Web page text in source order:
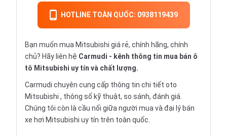
HOTLINE TOÀN QUỐC: 0938119439
Bạn muốn mua Mitsubishi giá rẻ, chính hãng, chính
chủ? Hãy liên hệ Carmudi - kênh thông tin mua bán ô
tô Mitsubishi uy tín và chất lượng.
Carmudi chuyên cung cấp thông tin chi tiết oto
Mitsubishi , thông số kỹ thuật, so sánh, đánh giá.
Chúng tôi còn là cầu nối giữa người mua và đại lý bán
xe hơi Mitsubishi uy tín trên toàn quốc.